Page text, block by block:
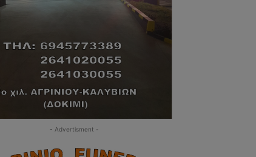
- Advertisment -